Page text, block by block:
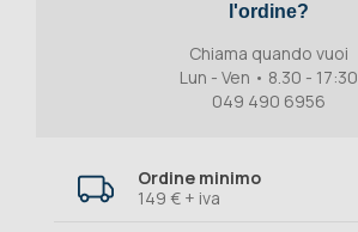
l'ordine?
Chiama quando vuoi
Lun - Ven • 8.30 - 17:30
049 490 6956
Ordine minimo
149 € + iva